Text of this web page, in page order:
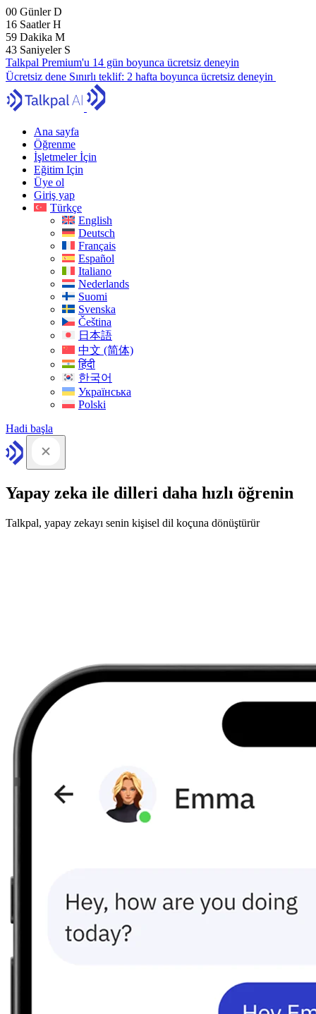
00 GünlerD
16 SaatlerH
59 Dakika M
41 Saniyeler S
Talkpal Premium'u 14 gün boyunca ücretsiz deneyin
Ücretsiz dene Sınırlı teklif: 2 hafta boyunca ücretsiz deneyin
Ana sayfa
Öğrenme
İşletmeler İçin
Eğitim Için
Üye ol
Giriş yap
Türkçe
English
Deutsch
Français
Español
Italiano
Nederlands
Suomi
Svenska
Čeština
日本語
中文 (简体)
हिंदी
한국어
Українська
Polski
Hadi başla
Yapay zeka ile dilleri daha hızlı öğrenin
Talkpal, yapay zekayı senin kişisel dil koçuna dönüştürür